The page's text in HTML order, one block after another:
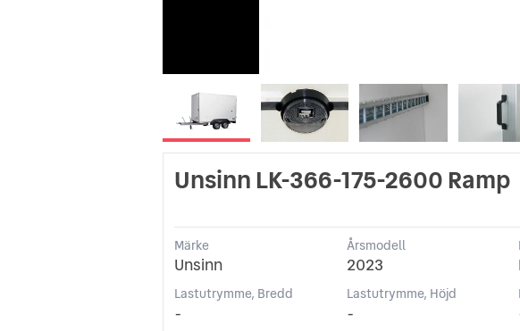
Unsinn LK-366-175-2600 Ramp
Märke
Unsinn
Årsmodell
2023
Lastutrymme, Bredd
-
Lastutrymme, Höjd
-